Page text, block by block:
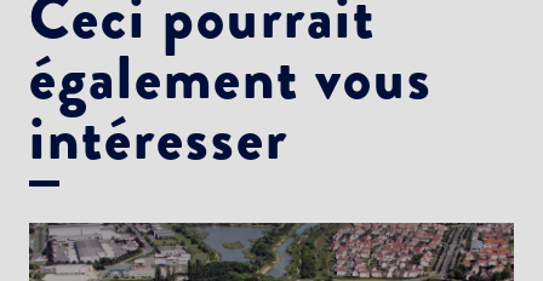
également vous
intéresser